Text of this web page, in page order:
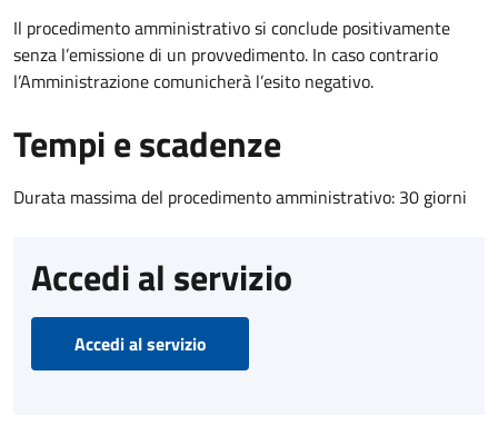
Il procedimento amministrativo si conclude positivamente
senza l’emissione di un provvedimento. In caso contrario
l’Amministrazione comunicherà l’esito negativo.
Tempi e scadenze
Durata massima del procedimento amministrativo: 30 giorni
Accedi al servizio
Accedi al servizio